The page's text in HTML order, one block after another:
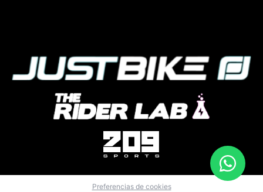
Preferencias de cookies